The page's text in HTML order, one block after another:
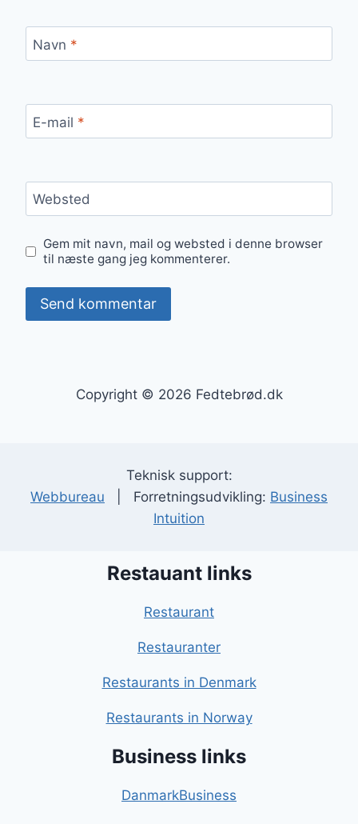
Navn *
E-mail *
Websted
Gem mit navn, mail og websted i denne browser
til næste gang jeg kommenterer.
Copyright © 2026 Fedtebrød.dk
Teknisk support:
Webbureau | Forretningsudvikling: Business
Intuition
Restauant links
Restaurant
Restauranter
Restaurants in Denmark
Restaurants in Norway
Business links
DanmarkBusiness